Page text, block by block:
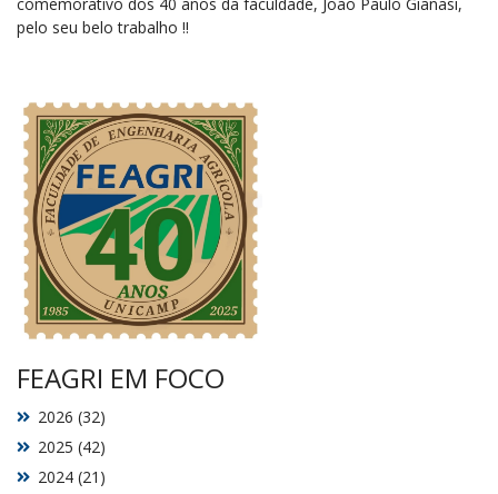
pelo seu belo trabalho !!
FEAGRI EM FOCO
2024 (21)
2025 (42)
2026 (32)